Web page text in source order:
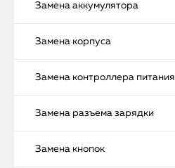
Замена аккумулятора
Замена корпуса
Замена контроллера питания
Замена разъема зарядки
Замена кнопок